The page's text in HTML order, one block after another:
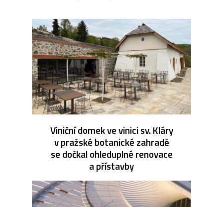
Viniční domek ve vinici sv. Kláry
v pražské botanické zahradě
se dočkal ohleduplné renovace
a přístavby